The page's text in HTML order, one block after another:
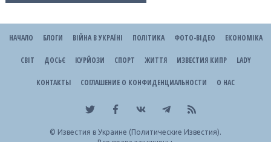
НАЧАЛО БЛОГИ ВІЙНА В УКРАЇНІ ПОЛІТИКА ФОТО-ВІДЕО ЕКОНОМІКА
СВІТ ДОСЬЄ КУРЙОЗИ СПОРТ ЖИТТЯ ИЗВЕСТИЯ КИПР LADY
КОНТАКТЫ СОГЛАШЕНИЕ О КОНФИДЕНЦИАЛЬНОСТИ О НАС
© Известия в Украине (Политические Известия).